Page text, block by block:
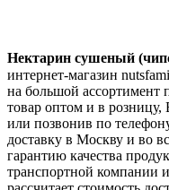
Нектарин сушеный
интернет-магазин
на большой
товар оптом и в
или позвонив по
доставку в Москву и во
гарантию качества
транспортной компании